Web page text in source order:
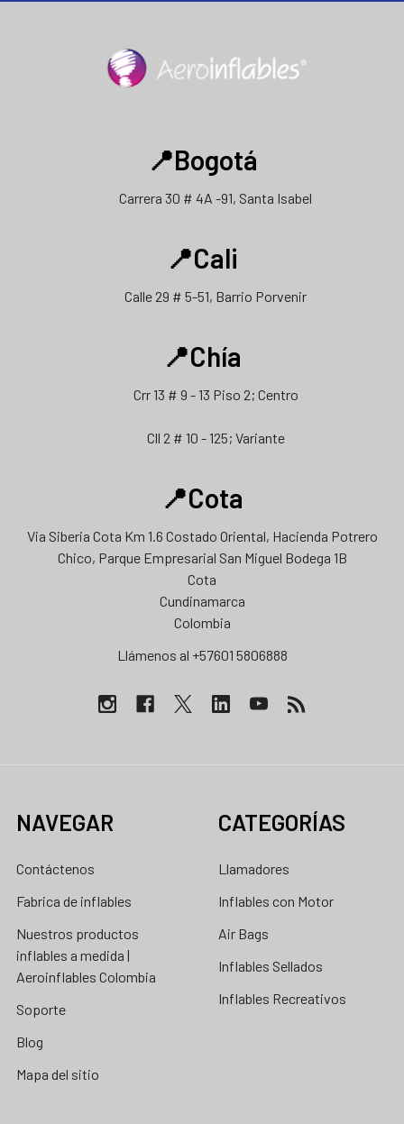
📍Bogotá
Carrera 30 # 4A -91, Santa Isabel
📍Cali
Calle 29 # 5-51, Barrio Porvenir
📍Chía
Crr 13 # 9 - 13 Piso 2; Centro
Cll 2 # 10 - 125; Variante
📍Cota
Via Siberia Cota Km 1.6 Costado Oriental, Hacienda Potrero
Chico, Parque Empresarial San Miguel Bodega 1B
Cota
Cundinamarca
Colombia
Llámenos al +57601 5806888
NAVEGAR
Contáctenos
Fabrica de inflables
Nuestros productos
inflables a medida |
Aeroinflables Colombia
Soporte
Blog
Mapa del sitio
CATEGORÍAS
Llamadores
Inflables con Motor
Air Bags
Inflables Sellados
Inflables Recreativos